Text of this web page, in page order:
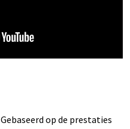
Gebaseerd op de prestaties